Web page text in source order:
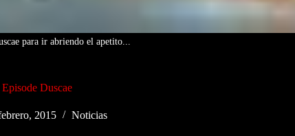
para ir abriendo el apetito...
Duscae
2015 Noticias